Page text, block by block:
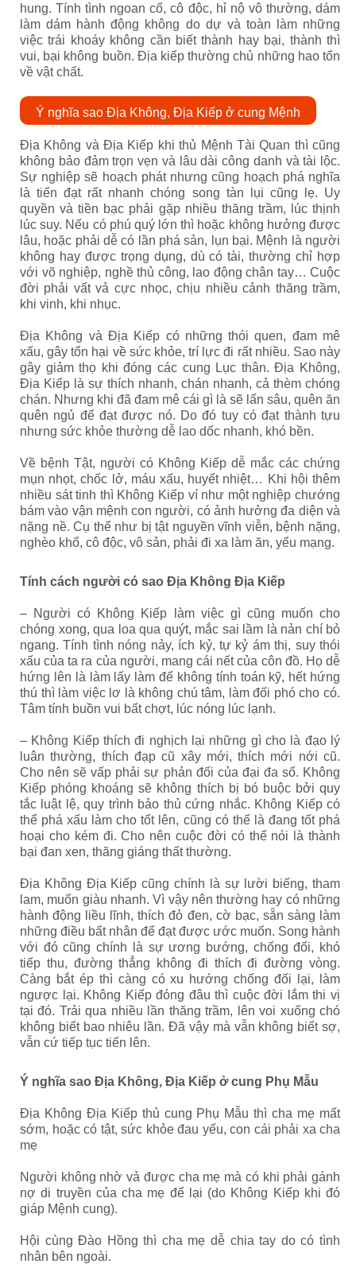
hung. Tính tình ngoan cố, cô độc, hỉ nộ vô thường, dám
làm dám hành động không do dự và toàn làm những
việc trái khoáy không cần biết thành hay bại, thành thì
vui, bại không buồn. Địa kiếp thường chủ những hao tổn
về vật chất.
Ý nghĩa sao Địa Không, Địa Kiếp ở cung Mệnh
Địa Không và Địa Kiếp khi thủ Mệnh Tài Quan thì cũng
không bảo đảm trọn vẹn và lâu dài công danh và tài lộc.
Sự nghiệp sẽ hoạch phát nhưng cũng hoạch phá nghĩa
là tiến đạt rất nhanh chóng song tàn lụi cũng lẹ. Uy
quyền và tiền bạc phải gặp nhiều thăng trầm, lúc thịnh
lúc suy. Nếu có phú quý lớn thì hoặc không hưởng được
lâu, hoặc phải dễ có lần phá sản, lụn bại. Mệnh là người
không hay được trọng dụng, dù có tài, thường chỉ hợp
với võ nghiệp, nghề thủ công, lao động chân tay… Cuộc
đời phải vất vả cực nhọc, chịu nhiều cảnh thăng trầm,
khi vinh, khi nhục.
Địa Không và Địa Kiếp có những thói quen, đam mê
xấu, gây tổn hại về sức khỏe, trí lực đi rất nhiều. Sao này
gây giảm thọ khi đóng các cung Lục thân. Địa Không,
Địa Kiếp là sự thích nhanh, chán nhanh, cả thèm chóng
chán. Nhưng khi đã đam mê cái gì là sẽ lấn sâu, quên ăn
quên ngủ để đạt được nó. Do đó tuy có đạt thành tựu
nhưng sức khỏe thường dễ lao dốc nhanh, khó bền.
Về bệnh Tật, người có Không Kiếp dễ mắc các chứng
mụn nhọt, chốc lở, máu xấu, huyết nhiệt… Khi hội thêm
nhiều sát tinh thì Không Kiếp ví như một nghiệp chướng
bám vào vận mệnh con người, có ảnh hưởng đa diện và
nặng nề. Cụ thể như bị tật nguyền vĩnh viễn, bệnh nặng,
nghèo khổ, cô độc, vô sản, phải đi xa làm ăn, yểu mạng.
Tính cách người có sao Địa Không Địa Kiếp
– Người có Không Kiếp làm việc gì cũng muốn cho
chóng xong, qua loa qua quýt, mắc sai lầm là nản chí bỏ
ngang. Tính tình nóng nảy, ích kỷ, tự kỷ ám thị, suy thói
xấu của ta ra của người, mang cái nết của côn đồ. Họ dễ
hứng lên là làm lấy làm để không tính toán kỹ, hết hứng
thú thì làm việc lơ là không chú tâm, làm đối phó cho có.
Tâm tính buồn vui bất chợt, lúc nóng lúc lạnh.
– Không Kiếp thích đi nghịch lại những gì cho là đạo lý
luân thường, thích đạp cũ xây mới, thích mới nới cũ.
Cho nên sẽ vấp phải sự phản đối của đại đa số. Không
Kiếp phóng khoáng sẽ không thích bị bó buộc bởi quy
tắc luật lệ, quy trình bảo thủ cứng nhắc. Không Kiếp có
thể phá xấu làm cho tốt lên, cũng có thể là đang tốt phá
hoại cho kém đi. Cho nên cuộc đời có thể nói là thành
bại đan xen, thăng giáng thất thường.
Địa Không Địa Kiếp cũng chính là sự lười biếng, tham
lam, muốn giàu nhanh. Vì vậy nên thường hay có những
hành động liều lĩnh, thích đỏ đen, cờ bạc, sẵn sàng làm
những điều bất nhân để đạt được ước muốn. Song hành
với đó cũng chính là sự ương bướng, chống đối, khó
tiếp thu, đường thẳng không đi thích đi đường vòng.
Càng bắt ép thì càng có xu hướng chống đối lại, làm
ngược lại. Không Kiếp đóng đâu thì cuộc đời lắm thi vị
tại đó. Trải qua nhiều lần thăng trầm, lên voi xuống chó
không biết bao nhiêu lần. Đã vậy mà vẫn không biết sợ,
vẫn cứ tiếp tục tiến lên.
Ý nghĩa sao Địa Không, Địa Kiếp ở cung Phụ Mẫu
Địa Không Địa Kiếp thủ cung Phụ Mẫu thì cha mẹ mất
sớm, hoặc có tật, sức khỏe đau yếu, con cái phải xa cha
mẹ
Người không nhờ vả được cha mẹ mà có khi phải gánh
nợ di truyền của cha mẹ để lại (do Không Kiếp khi đó
giáp Mệnh cung).
Hội cùng Đào Hồng thì cha mẹ dễ chia tay do có tình
nhân bên ngoài.